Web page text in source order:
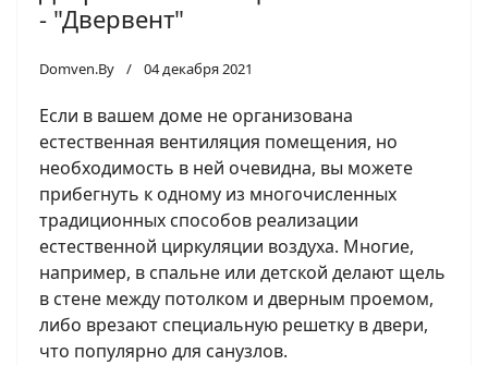
- "Двервент"
Domven.By 04 декабря 2021
Если в вашем доме не организована
естественная вентиляция помещения, но
необходимость в ней очевидна, вы можете
прибегнуть к одному из многочисленных
традиционных способов реализации
естественной циркуляции воздуха. Многие,
например, в спальне или детской делают щель
в стене между потолком и дверным проемом,
либо врезают специальную решетку в двери,
что популярно для санузлов.